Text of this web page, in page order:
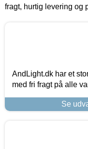
fragt, hurtig levering og
AndLight.dk har et
med fri fragt på alle
Se